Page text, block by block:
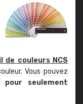
de couleurs NCS
Vous pouvez
pour seulement